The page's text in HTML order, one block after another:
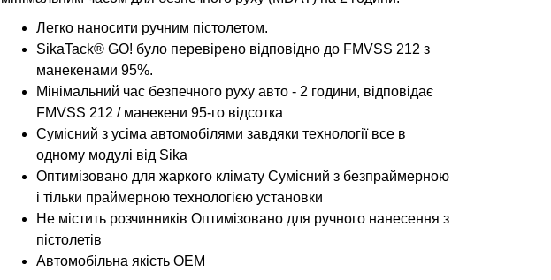
Легко наносити ручним пістолетом.
SikaTack® GO! було перевірено відповідно до FMVSS 212 з
манекенами 95%.
Мінімальний час безпечного руху авто - 2 години, відповідає
FMVSS 212 / манекени 95-го відсотка
Сумісний з усіма автомобілями завдяки технології все в
одному модулі від Sika
Оптимізовано для жаркого клімату Сумісний з безпраймерною
і тільки праймерною технологією установки
Не містить розчинників Оптимізовано для ручного нанесення з
пістолетів
Автомобільна якість OEM